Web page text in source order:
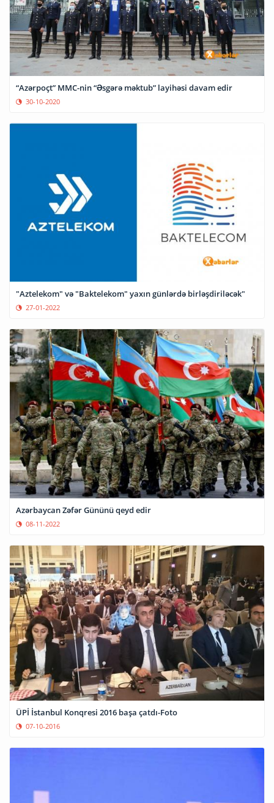
“Azərpoçt” MMC-nin “Əsgərə məktub” layihəsi davam edir
30-10-2020
"Aztelekom" və "Baktelekom" yaxın günlərdə birləşdiriləcək"
27-01-2022
Azərbaycan Zəfər Gününü qeyd edir
08-11-2022
ÜPİ İstanbul Konqresi 2016 başa çatdı-Foto
07-10-2016